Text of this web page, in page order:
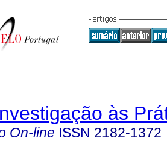
às
On-line ISSN 2182-1372